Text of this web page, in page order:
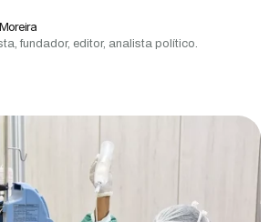
fundador, editor, analista político.